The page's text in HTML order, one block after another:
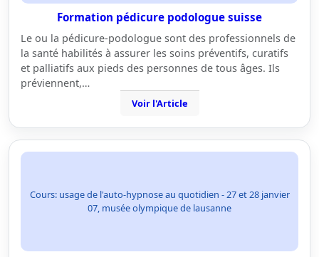
Formation pédicure podologue suisse
Le ou la pédicure-podologue sont des professionnels de
la santé habilités à assurer les soins préventifs, curatifs
et palliatifs aux pieds des personnes de tous âges. Ils
préviennent,…
Voir l'Article
Cours: usage de l'auto-hypnose au quotidien - 27 et 28 janvier
07, musée olympique de lausanne